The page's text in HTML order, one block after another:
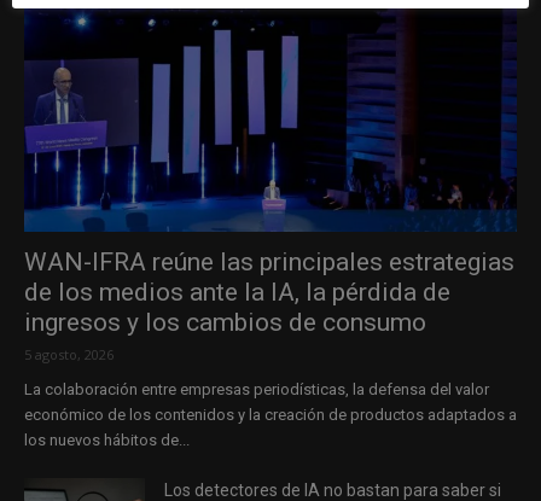
WAN-IFRA reúne las principales estrategias
de los medios ante la IA, la pérdida de
ingresos y los cambios de consumo
5 agosto, 2026
La colaboración entre empresas periodísticas, la defensa del valor
económico de los contenidos y la creación de productos adaptados a
los nuevos hábitos de...
Los detectores de IA no bastan para saber si